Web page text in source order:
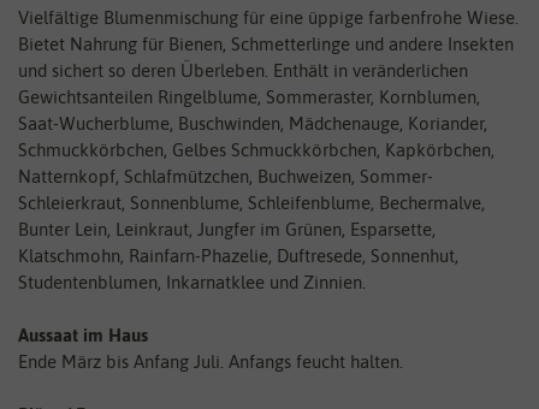
Vielfältige Blumenmischung für eine üppige farbenfrohe Wiese.
Bietet Nahrung für Bienen, Schmetterlinge und andere Insekten
und sichert so deren Überleben. Enthält in veränderlichen
Gewichtsanteilen Ringelblume, Sommeraster, Kornblumen,
Saat-Wucherblume, Buschwinden, Mädchenauge, Koriander,
Schmuckkörbchen, Gelbes Schmuckkörbchen, Kapkörbchen,
Natternkopf, Schlafmützchen, Buchweizen, Sommer-
Schleierkraut, Sonnenblume, Schleifenblume, Bechermalve,
Bunter Lein, Leinkraut, Jungfer im Grünen, Esparsette,
Klatschmohn, Rainfarn-Phazelie, Duftresede, Sonnenhut,
Studentenblumen, Inkarnatklee und Zinnien.
Aussaat im Haus
Ende März bis Anfang Juli. Anfangs feucht halten.